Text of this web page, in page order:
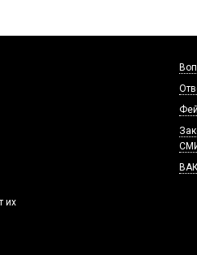
их